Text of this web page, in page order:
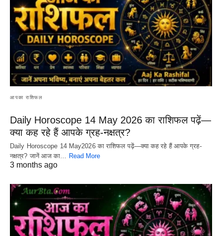
आपका राशिफल
Daily Horoscope 14 May 2026 का राशिफल पढ़ें—
क्या कह रहे हैं आपके ग्रह-नक्षत्र?
Daily Horoscope 14 May2026 का राशिफल पढ़ें—क्या कह रहे हैं आपके ग्रह-
नक्षत्र? जानें आज का…
Read More
3 months ago